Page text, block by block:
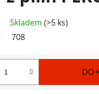
Skladem (>5 ks)
708
DO